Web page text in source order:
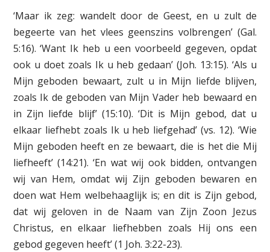
‘Maar ik zeg: wandelt door de Geest, en u zult de
begeerte van het vlees geenszins volbrengen’ (Gal.
5:16). ‘Want Ik heb u een voorbeeld gegeven, opdat
ook u doet zoals Ik u heb gedaan’ (Joh. 13:15). ‘Als u
Mijn geboden bewaart, zult u in Mijn liefde blijven,
zoals Ik de geboden van Mijn Vader heb bewaard en
in Zijn liefde blijf’ (15:10). ‘Dit is Mijn gebod, dat u
elkaar liefhebt zoals Ik u heb liefgehad’ (vs. 12). ‘Wie
Mijn geboden heeft en ze bewaart, die is het die Mij
liefheeft’ (14:21). ‘En wat wij ook bidden, ontvangen
wij van Hem, omdat wij Zijn geboden bewaren en
doen wat Hem welbehaaglijk is; en dit is Zijn gebod,
dat wij geloven in de Naam van Zijn Zoon Jezus
Christus, en elkaar liefhebben zoals Hij ons een
gebod gegeven heeft’ (1 Joh. 3:22-23).